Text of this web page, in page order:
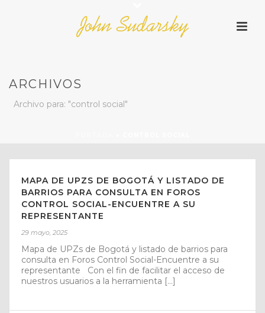
ARCHIVOS
Archivo para: "control social"
MAPA DE UPZS DE BOGOTÁ Y LISTADO DE
BARRIOS PARA CONSULTA EN FOROS
CONTROL SOCIAL-ENCUENTRE A SU
REPRESENTANTE
29 mayo, 2025
Mapa de UPZs de Bogotá y listado de barrios para
consulta en Foros Control Social-Encuentre a su
representante Con el fin de facilitar el acceso de
nuestros usuarios a la herramienta [...]